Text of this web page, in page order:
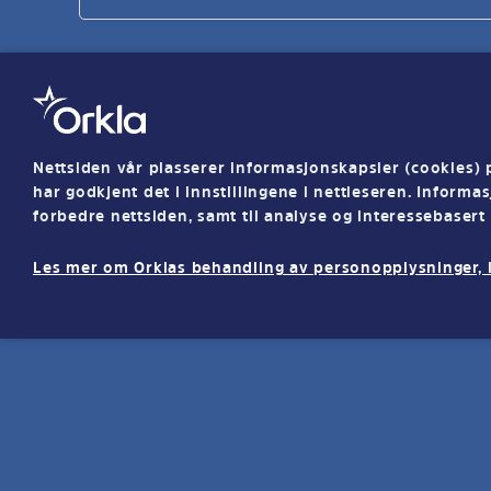
Nettsiden vår plasserer informasjonskapsler (cookies)
har godkjent det i innstillingene i nettleseren.
forbedre nettsiden, samt til analyse og interessebasert
Les mer om Orklas behandling av